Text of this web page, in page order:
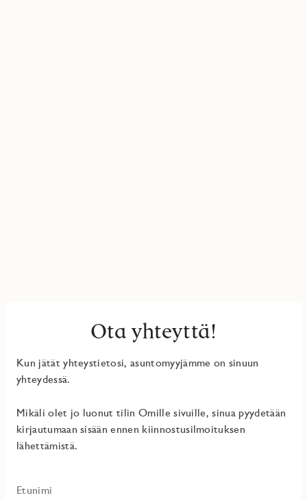
Ota yhteyttä!
Kun jätät yhteystietosi, asuntomyyjämme on sinuun
yhteydessä.
Mikäli olet jo luonut tilin Omille sivuille, sinua pyydetään
kirjautumaan sisään ennen kiinnostusilmoituksen
lähettämistä.
Etunimi